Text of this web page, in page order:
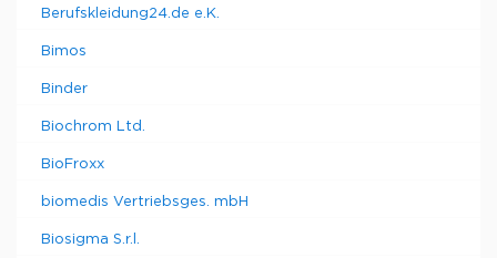
Berufskleidung24.de e.K.
Bimos
Binder
Biochrom Ltd.
BioFroxx
biomedis Vertriebsges. mbH
Biosigma S.r.l.